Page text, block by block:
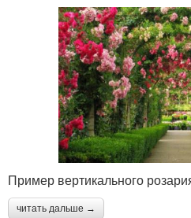
Пример вертикального
читать дальше →